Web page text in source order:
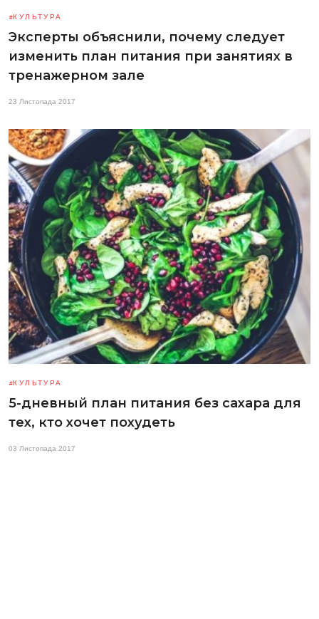
КУЛЬТУРА
Эксперты объяснили, почему следует
изменить план питания при занятиях в
тренажерном зале
23 Листопада 2017
КУЛЬТУРА
5-дневный план питания без сахара для
тех, кто хочет похудеть
03 Листопада 2017